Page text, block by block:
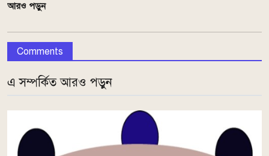
আরও পড়ুন
Comments
এ সম্পর্কিত আরও পড়ুন